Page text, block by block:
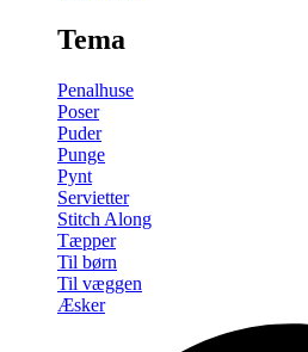
Tema
Penalhuse
Poser
Puder
Punge
Pynt
Servietter
Stitch Along
Tæpper
Til børn
Til væggen
Æsker